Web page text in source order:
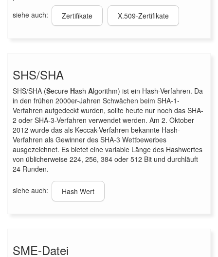
siehe auch:
Zertifikate X.509-Zertifikate
SHS/SHA
SHS/SHA (Secure Hash Algorithm) ist ein Hash-Verfahren. Da
in den frühen 2000er-Jahren Schwächen beim SHA-1-
Verfahren aufgedeckt wurden, sollte heute nur noch das SHA-
2 oder SHA-3-Verfahren verwendet werden. Am 2. Oktober
2012 wurde das als Keccak-Verfahren bekannte Hash-
Verfahren als Gewinner des SHA-3 Wettbewerbes
ausgezeichnet. Es bietet eine variable Länge des Hashwertes
von üblicherweise 224, 256, 384 oder 512 Bit und durchläuft
24 Runden.
siehe auch: Hash Wert
SME-Datei